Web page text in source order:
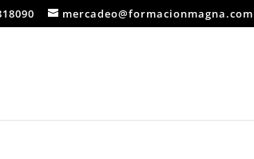
mercadeo@formacionmagna.com